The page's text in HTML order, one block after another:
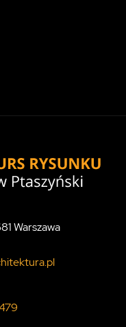
Warszawa